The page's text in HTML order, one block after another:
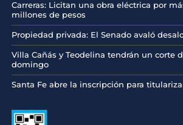
Carreras: Licitan una obra eléctrica por
millones de pesos
Propiedad privada: El Senado avaló
Villa Cañás y Teodelina tendrán un corte
domingo
Santa Fe abre la inscripción para